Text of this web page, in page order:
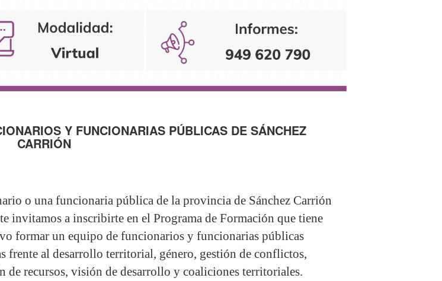
Y FUNCIONARIAS PÚBLICAS DE SÁNCHEZ
CARRIÓN
o una funcionaria pública de la provincia de Sánchez Carrión
invitamos a inscribirte en el Programa de Formación que tiene
formar un equipo de funcionarios y funcionarias públicas
frente al desarrollo territorial, género, gestión de conflictos,
de recursos, visión de desarrollo y coaliciones territoriales.